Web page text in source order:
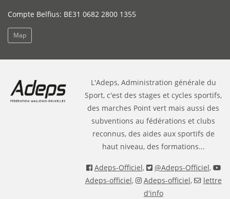
Compte Belfius: BE31 0682 2800 1355
Map
L'Adeps, Administration générale du
Sport, c'est des stages et cycles sportifs,
des marches Point vert mais aussi des
subventions au fédérations et clubs
reconnus, des aides aux sportifs de
haut niveau, des formations...
Adeps-Officiel, @Adeps-Officiel,
Adeps-officiel, Adeps-officiel,
lettre
d'info